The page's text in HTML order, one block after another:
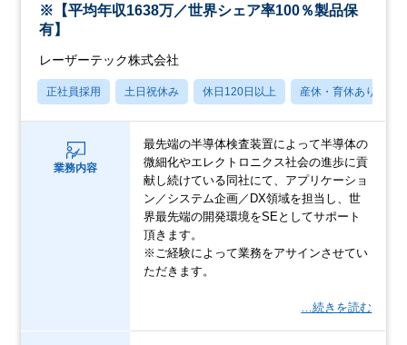
※【平均年収1638万／世界シェア率100％製品保
有】
レーザーテック株式会社
正社員採用 土日祝休み 休日120日以上 産休・育休あり
業務内容
最先端の半導体検査装置によって半導体の
微細化やエレクトロニクス社会の進歩に貢
献し続けている同社にて、アプリケーショ
ン／システム企画／DX領域を担当し、世
界最先端の開発環境をSEとしてサポート
頂きます。
※ご経験によって業務をアサインさせてい
ただきます。
…続きを読む